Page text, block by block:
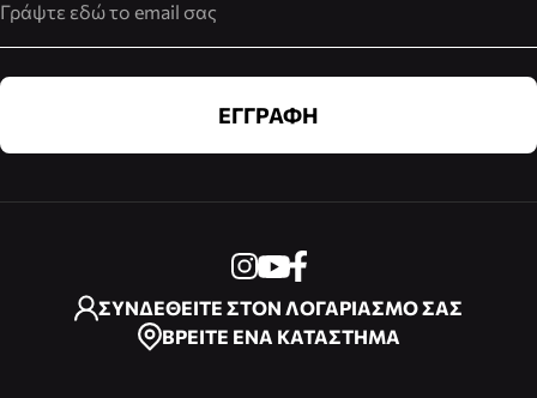
ΕΓΓΡΑΦΗ
ΣΥΝΔΕΘΕΙΤΕ ΣΤΟΝ ΛΟΓΑΡΙΑΣΜΟ ΣΑΣ
ΒΡΕΙΤΕ ΕΝΑ ΚΑΤΑΣΤΗΜΑ